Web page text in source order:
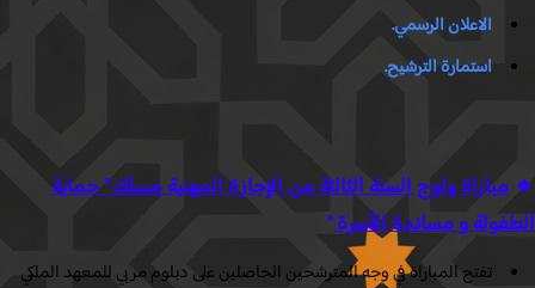
الاعلان الرسمي.
استمارة الترشيح.
مباراة ولوج السنة الثالثة من الإجازة المهنية مسلك " حماية
و مساندة الأسرة"
تفتح المباراة في وجه المترشحين الحاصلين على دبلوم مربي للمعهد الملكي